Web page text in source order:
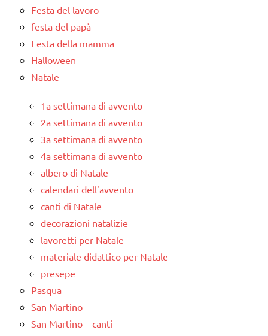
Festa del lavoro
festa del papà
Festa della mamma
Halloween
Natale
1a settimana di avvento
2a settimana di avvento
3a settimana di avvento
4a settimana di avvento
albero di Natale
calendari dell'avvento
canti di Natale
decorazioni natalizie
lavoretti per Natale
materiale didattico per Natale
presepe
Pasqua
San Martino
San Martino – canti